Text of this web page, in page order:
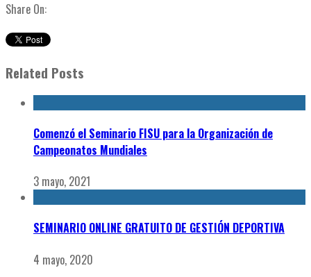
Share On:
Related Posts
Comenzó el Seminario FISU para la Organización de
Campeonatos Mundiales
3 mayo, 2021
SEMINARIO ONLINE GRATUITO DE GESTIÓN DEPORTIVA
4 mayo, 2020